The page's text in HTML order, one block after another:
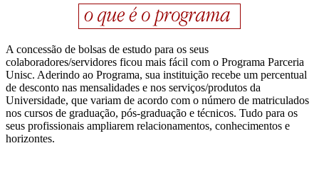
A concessão de bolsas de estudo para os seus
colaboradores/servidores ficou mais fácil com o Programa Parceria
Unisc. Aderindo ao Programa, sua instituição recebe um percentual
de desconto nas mensalidades e nos serviços/produtos da
Universidade, que variam de acordo com o número de matriculados
nos cursos de graduação, pós-graduação e técnicos. Tudo para os
seus profissionais ampliarem relacionamentos, conhecimentos e
horizontes.